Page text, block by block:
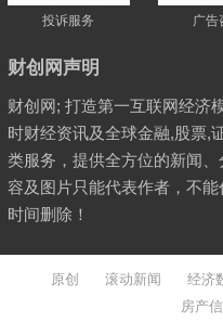
投诉服务 广告
财创网声明
财创网; 打造第一互联网经济
时财经资讯及全球金融,股票,
类服务，提供全方位的新闻
容及图片只能代表作者，不
时间删除！
原创 滚动新闻 经济
房产